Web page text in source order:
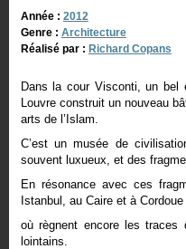
Année : 2012
Genre : Architecture
Réalisé par : Richard Copans
Dans la cour Visconti, un bel
Louvre construit un nouveau
arts de l’Islam.
C’est un musée de
souvent luxueux, et des
En résonance avec ces
Istanbul, au Caire et à Cordoue
où règnent encore les traces
lointains.